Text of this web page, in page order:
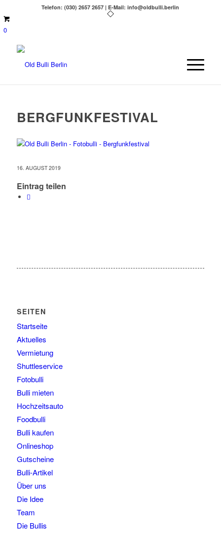
Telefon: (030) 2657 2657 | E-Mail: info@oldbulli.berlin
0
BERGFUNKFESTIVAL
16. AUGUST 2019
Eintrag teilen
SEITEN
Startseite
Aktuelles
Vermietung
Shuttleservice
Fotobulli
Bulli mieten
Hochzeitsauto
Foodbulli
Bulli kaufen
Onlineshop
Gutscheine
Bulli-Artikel
Über uns
Die Idee
Team
Die Bullis